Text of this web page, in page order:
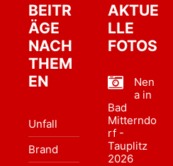
BEITR
ÄGE
NACH
THEM
EN
Unfall
Brand
AKTUE
LLE
FOTOS
Nen
a in
Bad
Mitterndo
rf -
Tauplitz
2026